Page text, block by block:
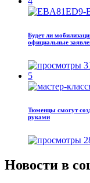
Будет ли
официальные
5
Тюменцы смогут
руками
Новости в